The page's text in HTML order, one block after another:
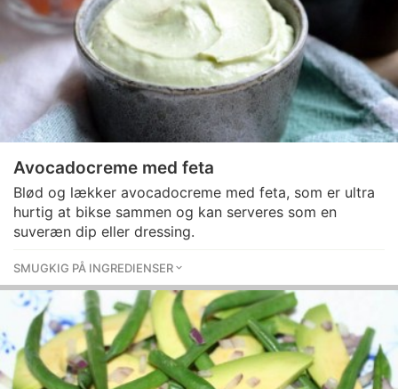
Avocadocreme med feta
Blød og lækker avocadocreme med feta, som er ultra
hurtig at bikse sammen og kan serveres som en
suveræn dip eller dressing.
SMUGKIG PÅ INGREDIENSER